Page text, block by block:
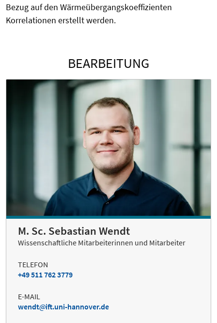
Bezug auf den Wärmeübergangskoeffizienten
Korrelationen erstellt werden.
BEARBEITUNG
M. Sc. Sebastian Wendt
Wissenschaftliche Mitarbeiterinnen und Mitarbeiter
TELEFON
+49 511 762 3779
E-MAIL
wendt
ift.uni-hannover.de